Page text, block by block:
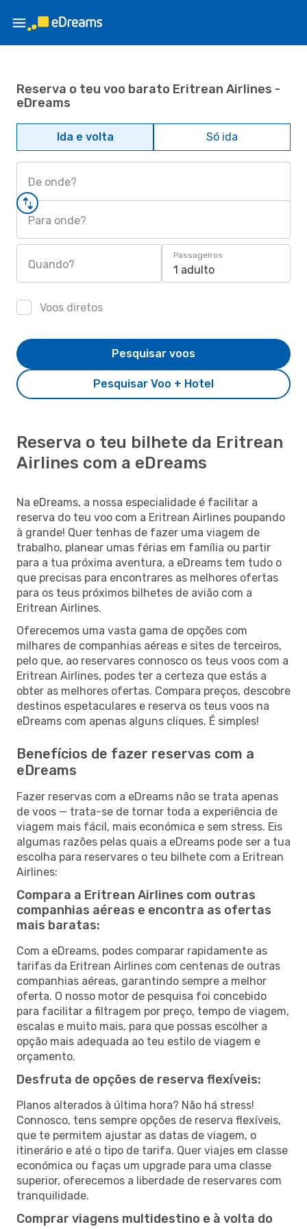
Reserva o teu voo barato Eritrean Airlines -
eDreams
Ida e volta Só ida
De onde?
Para onde?
Quando?
Passageiros
1 adulto
Voos diretos
Pesquisar Voo + Hotel
Pesquisar voos
Reserva o teu bilhete da Eritrean
Airlines com a eDreams
Na eDreams, a nossa especialidade é facilitar a
reserva do teu voo com a Eritrean Airlines poupando
à grande! Quer tenhas de fazer uma viagem de
trabalho, planear umas férias em família ou partir
para a tua próxima aventura, a eDreams tem tudo o
que precisas para encontrares as melhores ofertas
para os teus próximos bilhetes de avião com a
Eritrean Airlines.
Oferecemos uma vasta gama de opções com
milhares de companhias aéreas e sites de terceiros,
pelo que, ao reservares connosco os teus voos com a
Eritrean Airlines, podes ter a certeza que estás a
obter as melhores ofertas. Compara preços, descobre
destinos espetaculares e reserva os teus voos na
eDreams com apenas alguns cliques. É simples!
Benefícios de fazer reservas com a
eDreams
Fazer reservas com a eDreams não se trata apenas
de voos — trata-se de tornar toda a experiência de
viagem mais fácil, mais económica e sem stress. Eis
algumas razões pelas quais a eDreams pode ser a tua
escolha para reservares o teu bilhete com a Eritrean
Airlines:
Compara a Eritrean Airlines com outras
companhias aéreas e encontra as ofertas
mais baratas:
Com a eDreams, podes comparar rapidamente as
tarifas da Eritrean Airlines com centenas de outras
companhias aéreas, garantindo sempre a melhor
oferta. O nosso motor de pesquisa foi concebido
para facilitar a filtragem por preço, tempo de viagem,
escalas e muito mais, para que possas escolher a
opção mais adequada ao teu estilo de viagem e
orçamento.
Desfruta de opções de reserva flexíveis:
Planos alterados à última hora? Não há stress!
Connosco, tens sempre opções de reserva flexíveis,
que te permitem ajustar as datas de viagem, o
itinerário e até o tipo de tarifa. Quer viajes em classe
económica ou faças um upgrade para uma classe
superior, oferecemos a liberdade de reservares com
tranquilidade.
Comprar viagens multidestino e à volta do